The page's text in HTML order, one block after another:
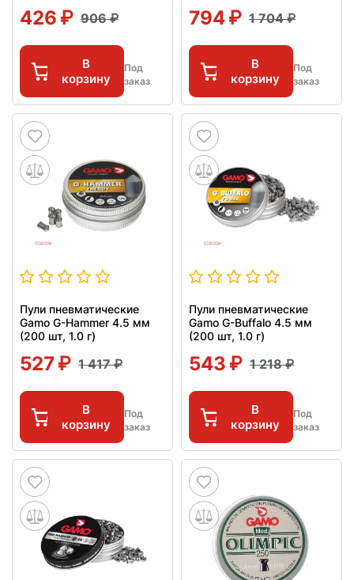
426 906
В
корзину
Под
заказ
794 1 704
В
корзину
Под
заказ
Пули пневматические
Gamo G-Hammer 4.5 мм
(200 шт, 1.0 г)
527 1 417
В
корзину
Под
заказ
Пули пневматические
Gamo G-Buffalo 4.5 мм
(200 шт, 1.0 г)
543 1 218
В
корзину
Под
заказ